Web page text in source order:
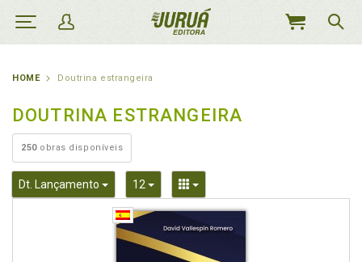
MEU
HOME Doutrina estrangeira
DOUTRINA ESTRANGEIRA
250obras disponíveis
Dt. Lançamento Toggle Dropdown
12 Toggle DropdownToggle Dropdown